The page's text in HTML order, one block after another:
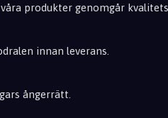
våra produkter genomgår
innan leverans.
ångerrätt.